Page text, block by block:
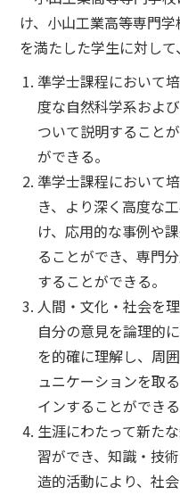
け、小山工業高等専門
を満たした学生に対して
準学士課程において
度な自然科学系およ
ついて説明すること
ができる。
準学士課程において
き、より深く高度な
け、応用的な事例や
ることができ、専門
することができる。
人間・文化・社会を
自分の意見を論理的
を的確に理解し、周
ュニケーションを取
インすることができる
生涯にわたって新た
習ができ、知識・技
造的活動により、社